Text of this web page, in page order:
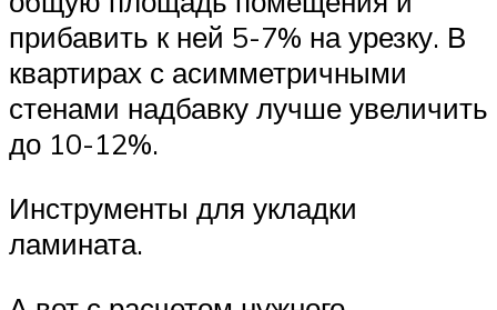
прибавить к ней 5-7% на урезку. В
квартирах с асимметричными
стенами надбавку лучше увеличить
до 10-12%.
Инструменты для укладки
ламината.